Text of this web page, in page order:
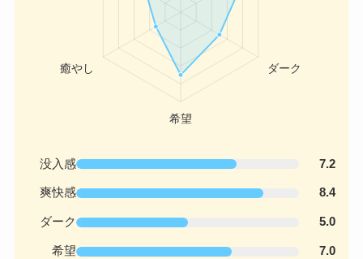
没入感 7.2
爽快感 8.4
ダーク 5.0
希望 7.0